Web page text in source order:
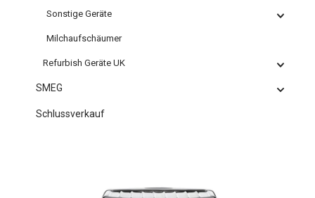
Sonstige Geräte
Milchaufschäumer
Refurbish Geräte UK
SMEG
Schlussverkauf